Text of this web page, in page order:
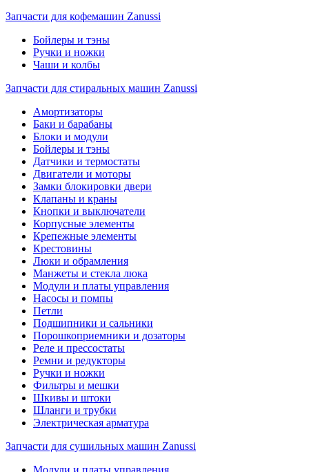
Запчасти для кофемашин Zanussi
Бойлеры и тэны
Ручки и ножки
Чаши и колбы
Запчасти для стиральных машин Zanussi
Амортизаторы
Баки и барабаны
Блоки и модули
Бойлеры и тэны
Датчики и термостаты
Двигатели и моторы
Замки блокировки двери
Клапаны и краны
Кнопки и выключатели
Корпусные элементы
Крепежные элементы
Крестовины
Люки и обрамления
Манжеты и стекла люка
Модули и платы управления
Насосы и помпы
Петли
Подшипники и сальники
Порошкоприемники и дозаторы
Реле и прессостаты
Ремни и редукторы
Ручки и ножки
Фильтры и мешки
Шкивы и штоки
Шланги и трубки
Электрическая арматура
Запчасти для сушильных машин Zanussi